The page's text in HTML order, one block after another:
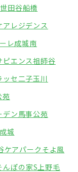
田谷船橋
アレジデンス
レ成城南
ピエンス祖師谷
ッセ二子玉川
苑
デン馬事公苑
城
ケアパークそよ風
んぽの家S上野毛